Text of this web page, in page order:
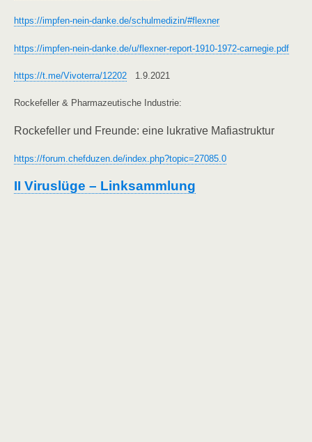
https://impfen-nein-danke.de/schulmedizin/#flexner
https://impfen-nein-danke.de/u/flexner-report-1910-1972-carnegie.pdf
https://t.me/Vivoterra/12202 1.9.2021
Rockefeller & Pharmazeutische Industrie:
Rockefeller und Freunde: eine lukrative Mafiastruktur
https://forum.chefduzen.de/index.php?topic=27085.0
II Viruslüge – Linksammlung